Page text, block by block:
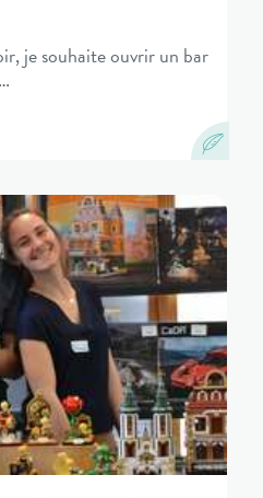
je souhaite ouvrir un bar